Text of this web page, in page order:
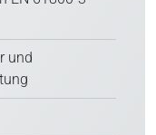
und